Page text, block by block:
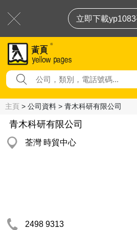
立即下載
主頁 > 公司資料 > 青木科研有限公司
青木科研有限公司
荃灣 時貿中心
2498 9313